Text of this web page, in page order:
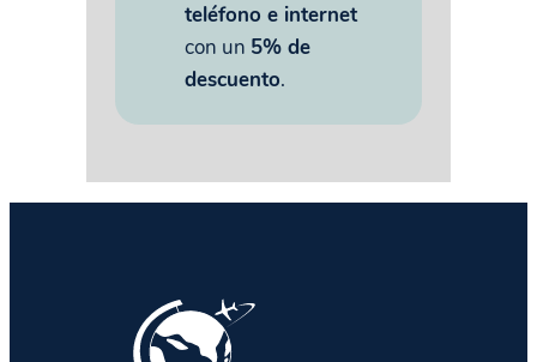
teléfono e internet
con un 5% de
descuento.